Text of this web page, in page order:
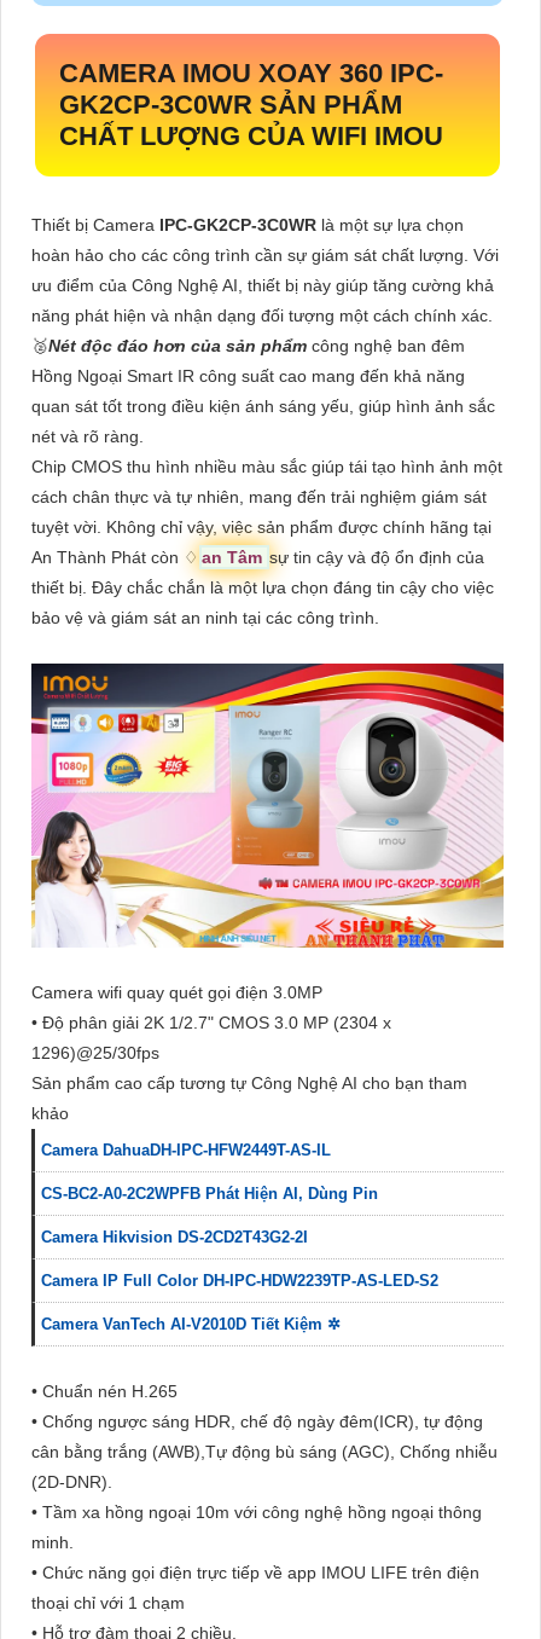
CAMERA IMOU XOAY 360 IPC-
GK2CP-3C0WR SẢN PHẨM
CHẤT LƯỢNG CỦA WIFI IMOU
Thiết bị Camera IPC-GK2CP-3C0WR là một sự lựa chọn
hoàn hảo cho các công trình cần sự giám sát chất lượng. Với
ưu điểm của Công Nghệ AI, thiết bị này giúp tăng cường khả
năng phát hiện và nhận dạng đối tượng một cách chính xác.
🥈️Nét độc đáo hơn của sản phẩm công nghệ ban đêm
Hồng Ngoại Smart IR công suất cao mang đến khả năng
quan sát tốt trong điều kiện ánh sáng yếu, giúp hình ảnh sắc
nét và rõ ràng.
Chip CMOS thu hình nhiều màu sắc giúp tái tạo hình ảnh một
cách chân thực và tự nhiên, mang đến trải nghiệm giám sát
tuyệt vời. Không chỉ vậy, việc sản phẩm được chính hãng tại
An Thành Phát còn ♢ an Tâm sự tin cậy và độ ổn định của
thiết bị. Đây chắc chắn là một lựa chọn đáng tin cậy cho việc
bảo vệ và giám sát an ninh tại các công trình.
Camera wifi quay quét gọi điện 3.0MP
• Độ phân giải 2K 1/2.7" CMOS 3.0 MP (2304 x
1296)@25/30fps
Sản phẩm cao cấp tương tự Công Nghệ AI cho bạn tham
khảo
Camera DahuaDH-IPC-HFW2449T-AS-IL
CS-BC2-A0-2C2WPFB Phát Hiện AI, Dùng Pin
Camera Hikvision DS-2CD2T43G2-2I
Camera IP Full Color DH-IPC-HDW2239TP-AS-LED-S2
Camera VanTech AI-V2010D Tiết Kiệm ✲
• Chuẩn nén H.265
• Chống ngược sáng HDR, chế độ ngày đêm(ICR), tự động
cân bằng trắng (AWB),Tự động bù sáng (AGC), Chống nhiễu
(2D-DNR).
• Tầm xa hồng ngoại 10m với công nghệ hồng ngoại thông
minh.
• Chức năng gọi điện trực tiếp về app IMOU LIFE trên điện
thoại chỉ với 1 chạm
• Hỗ trợ đàm thoại 2 chiều.